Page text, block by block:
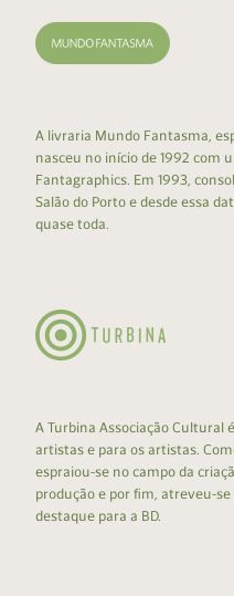
A livraria Mundo Fantasma,
nasceu no início de 1992 com
Fantagraphics. Em 1993,
Salão do Porto e desde essa
quase toda.
A Turbina Associação Cultural
artistas e para os artistas.
espraiou-se no campo da
produção e por fim, atreveu-
destaque para a BD.